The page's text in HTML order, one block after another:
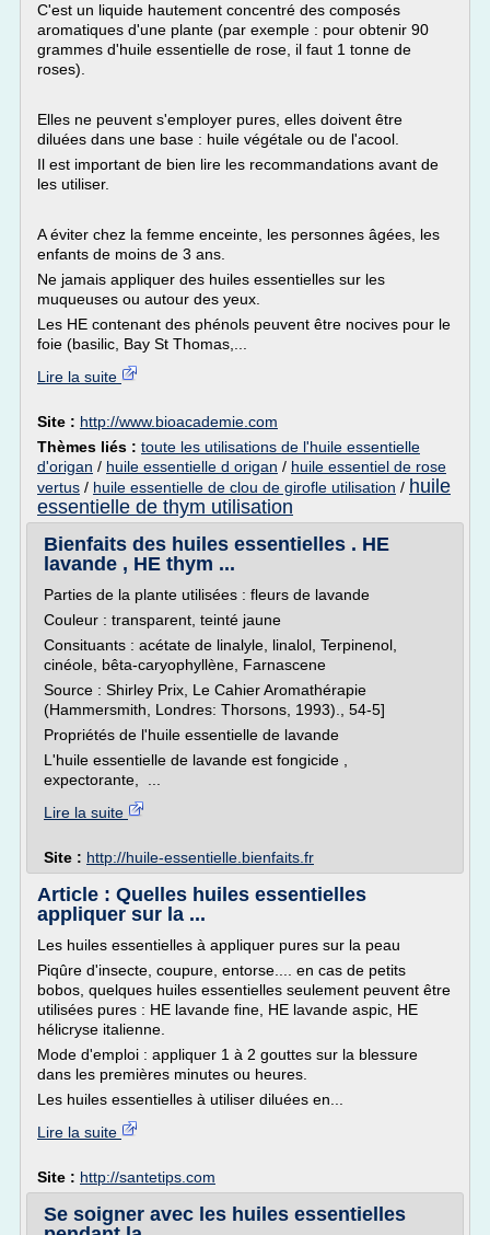
C'est un liquide hautement concentré des composés
aromatiques d'une plante (par exemple : pour obtenir 90
grammes d'huile essentielle de rose, il faut 1 tonne de
roses).
Elles ne peuvent s'employer pures, elles doivent être
diluées dans une base : huile végétale ou de l'acool.
Il est important de bien lire les recommandations avant de
les utiliser.
A éviter chez la femme enceinte, les personnes âgées, les
enfants de moins de 3 ans.
Ne jamais appliquer des huiles essentielles sur les
muqueuses ou autour des yeux.
Les HE contenant des phénols peuvent être nocives pour le
foie (basilic, Bay St Thomas,...
Lire la suite
Site : http://www.bioacademie.com
Thèmes liés : toute les utilisations de l'huile essentielle
d'origan / huile essentielle d origan / huile essentiel de rose
vertus / huile essentielle de clou de girofle utilisation / huile
essentielle de thym utilisation
Bienfaits des huiles essentielles . HE
lavande , HE thym ...
Parties de la plante utilisées : fleurs de lavande
Couleur : transparent, teinté jaune
Consituants : acétate de linalyle, linalol, Terpinenol,
cinéole, bêta-caryophyllène, Farnascene
Source : Shirley Prix, Le Cahier Aromathérapie
(Hammersmith, Londres: Thorsons, 1993)., 54-5]
Propriétés de l'huile essentielle de lavande
L'huile essentielle de lavande est fongicide ,
expectorante, ...
Lire la suite
Site : http://huile-essentielle.bienfaits.fr
Article : Quelles huiles essentielles
appliquer sur la ...
Les huiles essentielles à appliquer pures sur la peau
Piqûre d'insecte, coupure, entorse.... en cas de petits
bobos, quelques huiles essentielles seulement peuvent être
utilisées pures : HE lavande fine, HE lavande aspic, HE
hélicryse italienne.
Mode d'emploi : appliquer 1 à 2 gouttes sur la blessure
dans les premières minutes ou heures.
Les huiles essentielles à utiliser diluées en...
Lire la suite
Site : http://santetips.com
Se soigner avec les huiles essentielles